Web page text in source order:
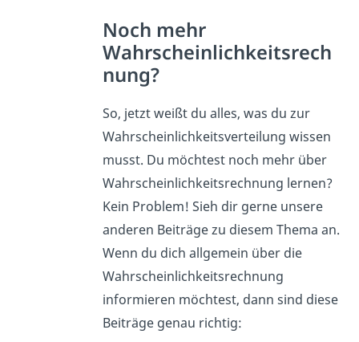
Noch mehr
Wahrscheinlichkeitsrech
nung?
So, jetzt weißt du alles, was du zur
Wahrscheinlichkeitsverteilung wissen
musst. Du möchtest noch mehr über
Wahrscheinlichkeitsrechnung lernen?
Kein Problem! Sieh dir gerne unsere
anderen Beiträge zu diesem Thema an.
Wenn du dich allgemein über die
Wahrscheinlichkeitsrechnung
informieren möchtest, dann sind diese
Beiträge genau richtig: